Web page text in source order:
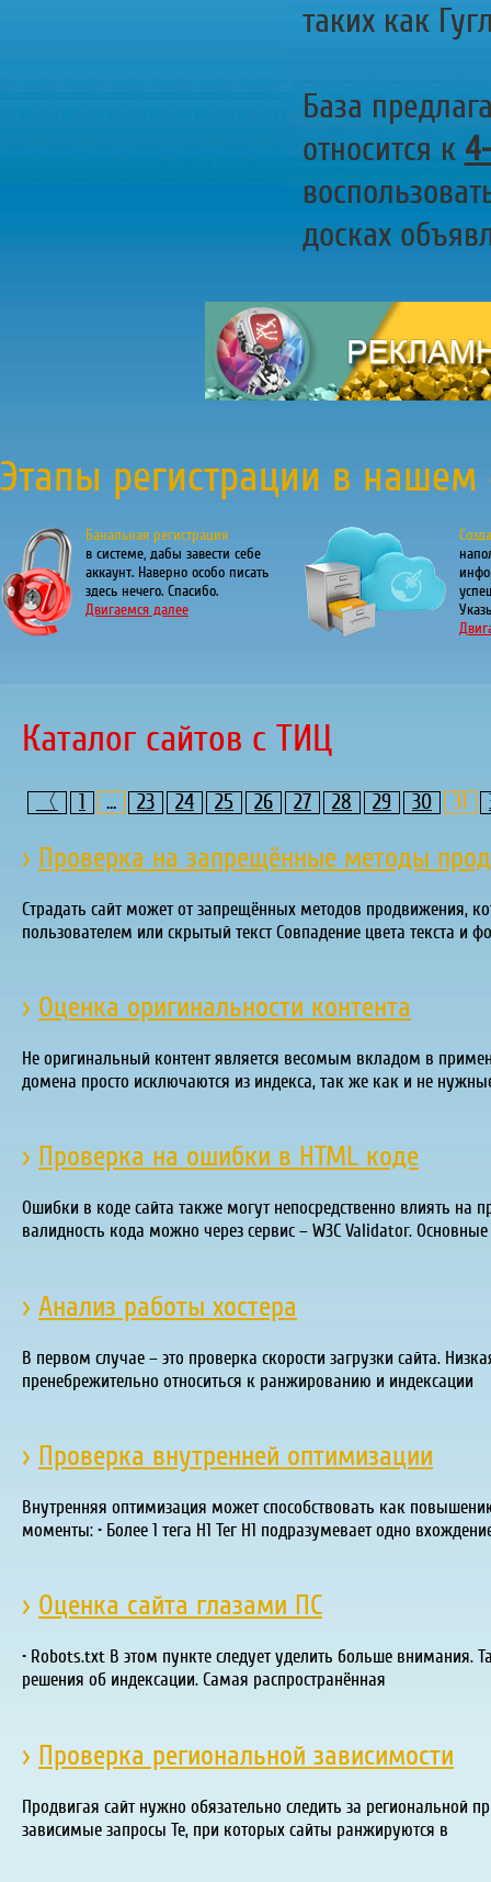
таких как
База
относится к
досках
Этапы регистрации в нашем
Банальная регистрация
в системе, дабы завести себе
аккаунт. Наверно особо писать
здесь нечего. Спасибо.
Двигаемся далее
Каталог сайтов с ТИЦ
〈 1 ... 23 24 25 26 27 28 29 30 31
› Проверка на запрещённые методы
Страдать сайт может от запрещённых методов продвижения,
пользователем или скрытый текст Совпадение цвета текста и
› Оценка оригинальности контента
Не оригинальный контент является весомым вкладом в
домена просто исключаются из индекса, так же как и не
› Проверка на ошибки в HTML коде
Ошибки в коде сайта также могут непосредственно влиять
валидность кода можно через сервис – W3C Validator. Основные
› Анализ работы хостера
В первом случае – это проверка скорости загрузки сайта.
пренебрежительно относиться к ранжированию и индексации
› Проверка внутренней оптимизации
Внутренняя оптимизация может способствовать как
моменты: • Более 1 тега H1 Тег H1 подразумевает одно
› Оценка сайта глазами ПС
• Robots.txt В этом пункте следует уделить больше внимания.
решения об индексации. Самая распространённая
› Проверка региональной зависимости
Продвигая сайт нужно обязательно следить за региональной
зависимые запросы Те, при которых сайты ранжируются в